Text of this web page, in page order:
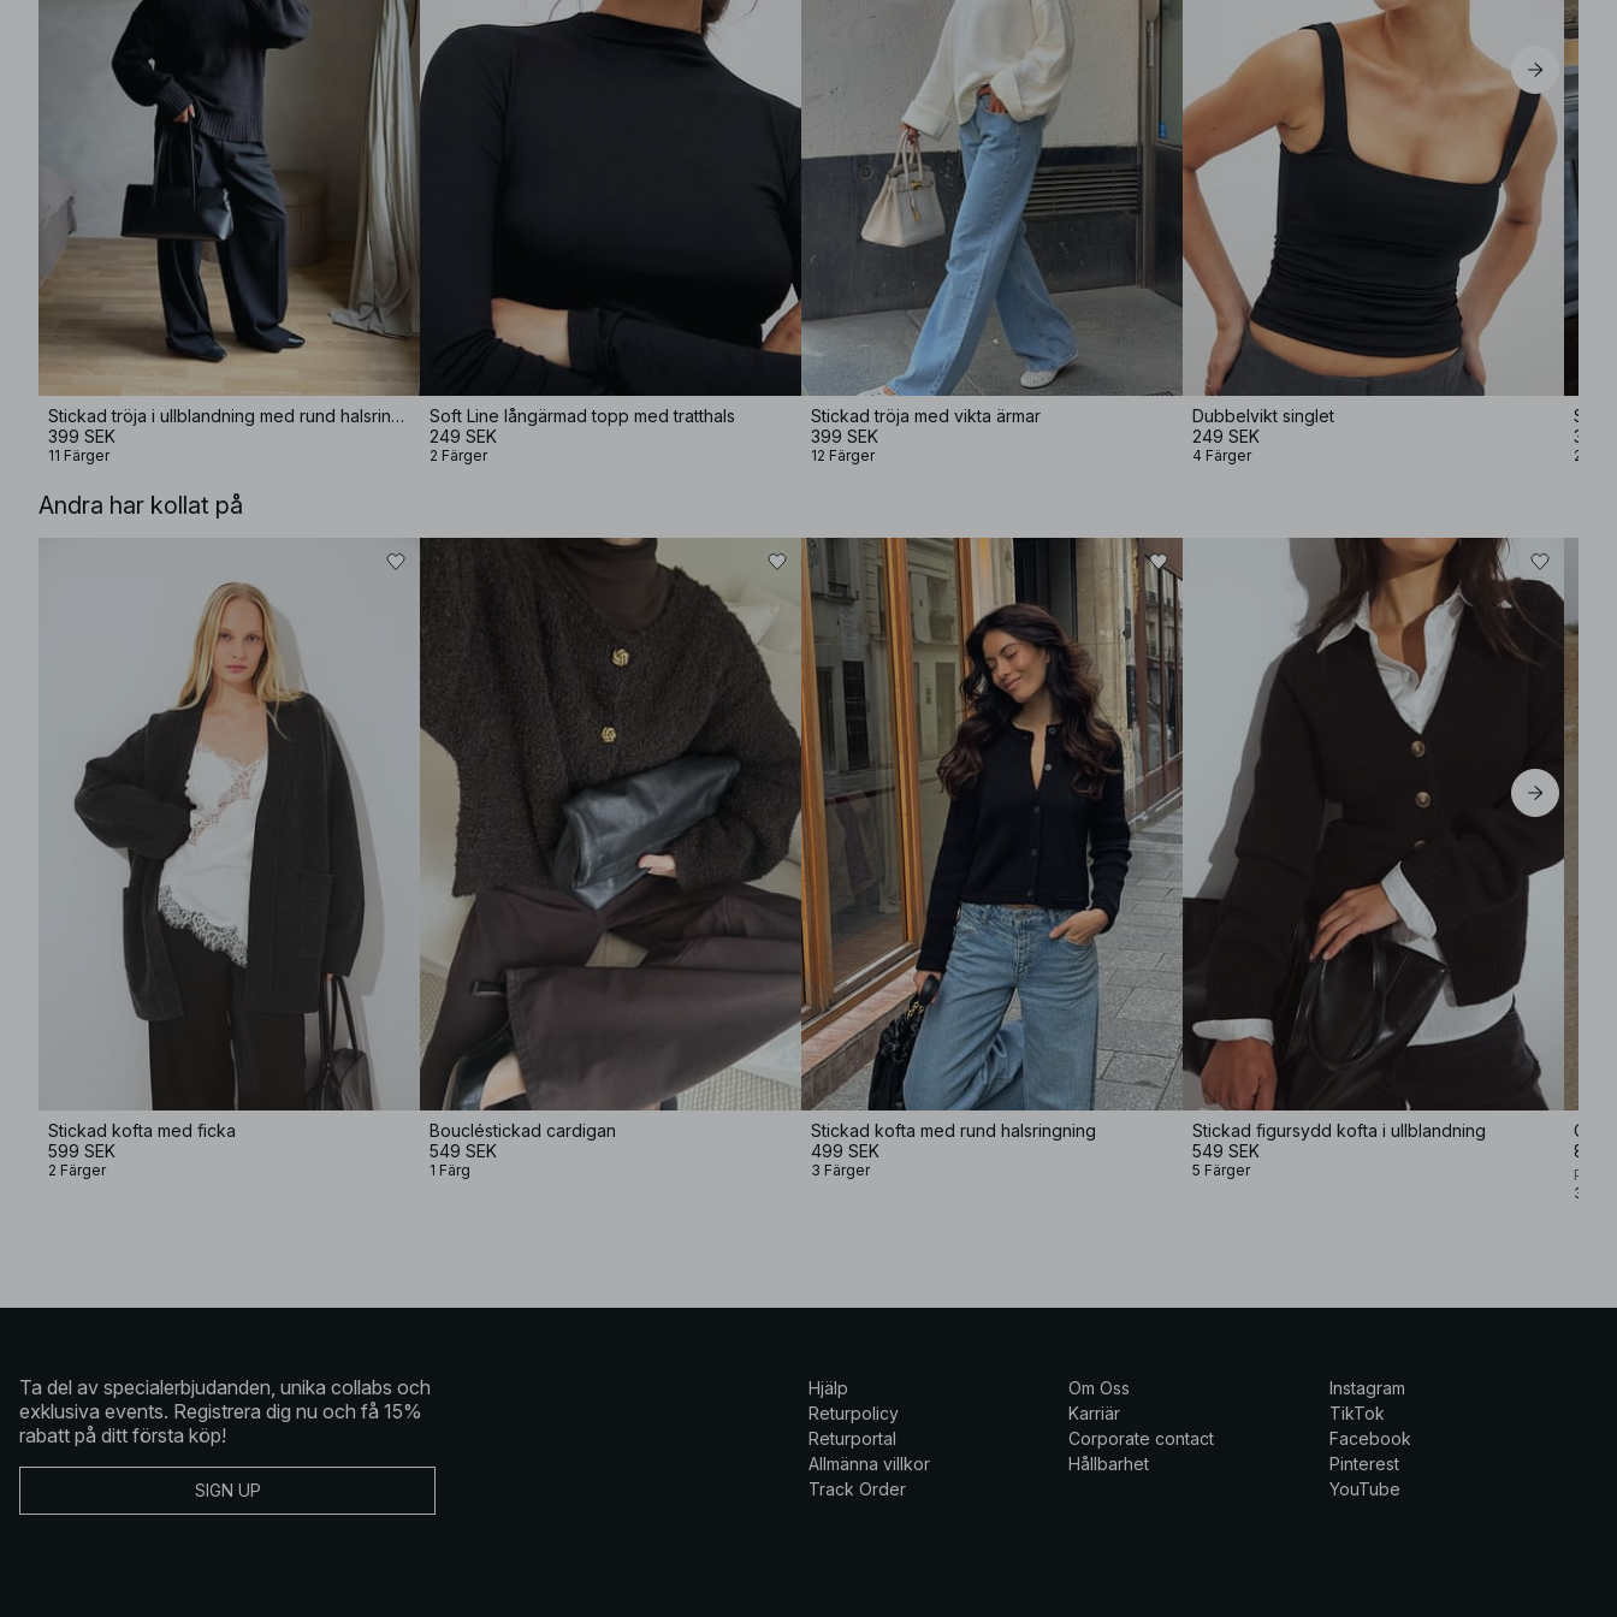
Stickad tröja i ullblandning med rund halsringning
399 SEK
11 Färger
Soft Line långärmad topp med tratthals
249 SEK
2 Färger
Stickad tröja med vikta ärmar
399 SEK
12 Färger
Dubbelvikt singlet
249 SEK
4 Färger
399
2
Andra har kollat på
Stickad kofta med ficka
599 SEK
2 Färger
Boucléstickad cardigan
549 SEK
1 Färg
Stickad kofta med rund halsringning
499 SEK
3 Färger
Stickad figursydd kofta i ullblandning
549 SEK
5 Färger
899
3
Ta del av specialerbjudanden, unika collabs och
exklusiva events. Registrera dig nu och få 15%
rabatt på ditt första köp!
SIGN UP
Hjälp
Returpolicy
Returportal
Allmänna villkor
Track Order
Om Oss
Karriär
Corporate contact
Hållbarhet
Instagram
TikTok
Facebook
Pinterest
YouTube